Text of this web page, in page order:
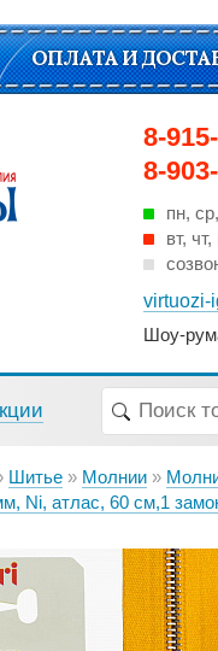
8-
8-
пн,
вт,
virtuozi-
Шоу-
ОПЛАТА И
Шитье Молнии
атлас, 60 см,1 замок разъемный,